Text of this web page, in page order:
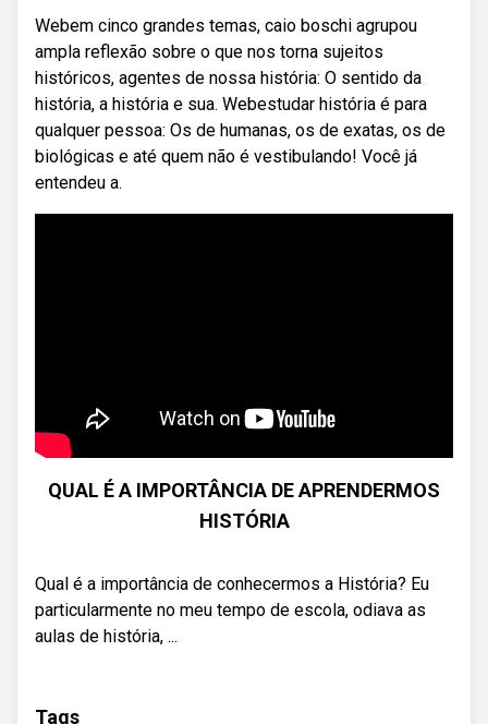
Webem cinco grandes temas, caio boschi agrupou
ampla reflexão sobre o que nos torna sujeitos
históricos, agentes de nossa história: O sentido da
história, a história e sua. Webestudar história é para
qualquer pessoa: Os de humanas, os de exatas, os de
biológicas e até quem não é vestibulando! Você já
entendeu a.
QUAL É A IMPORTÂNCIA DE APRENDERMOS
HISTÓRIA
Qual é a importância de conhecermos a História? Eu
particularmente no meu tempo de escola, odiava as
aulas de história, ...
Tags